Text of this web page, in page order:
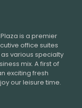
is a premier
office suites
various specialty
mix. A first of
exciting fresh
our leisure time.